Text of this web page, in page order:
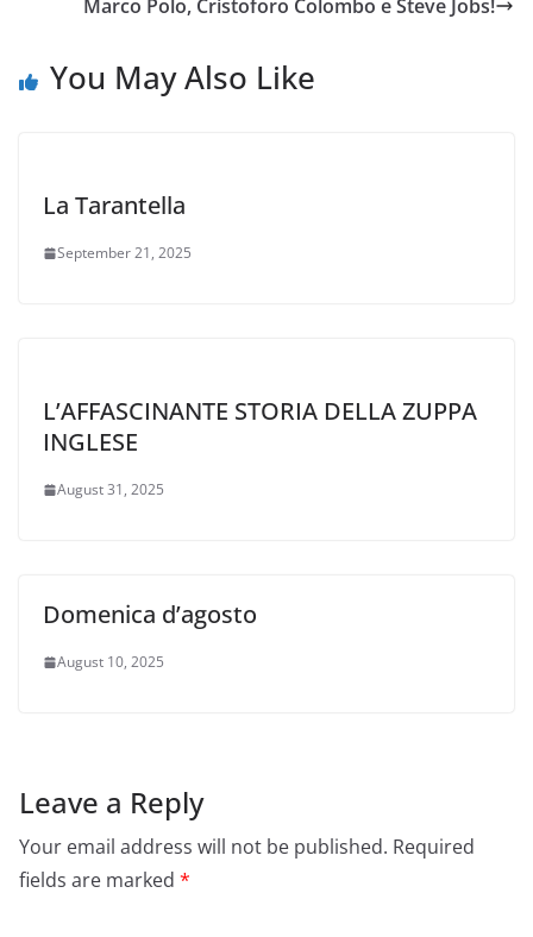
Marco Polo, Cristoforo Colombo e Steve Jobs!
You May Also Like
La Tarantella
September 21, 2025
L’AFFASCINANTE STORIA DELLA ZUPPA
INGLESE
August 31, 2025
Domenica d’agosto
August 10, 2025
Leave a Reply
Your email address will not be published. Required
fields are marked *